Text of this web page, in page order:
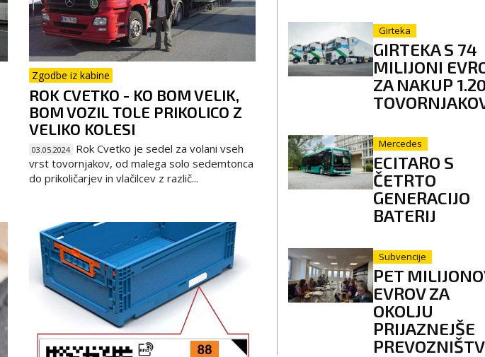
Zgodbe iz kabine
ROK CVETKO - KO BOM VELIK,
BOM VOZIL TOLE PRIKOLICO Z
VELIKO KOLESI
03.05.2024 Rok Cvetko je sedel za volani vseh
vrst tovornjakov, od malega solo sedemtonca
do prikoličarjev in vlačilcev z različ...
Girteka
GIRTEKA S 74
MILIJONI
ZA NAKUP
Mercedes
ECITARO S
ČETRTO
GENERACIJO
BATERIJ
Subvencije
PET
EVROV ZA
OKOLJU
PRIJAZNEJŠE